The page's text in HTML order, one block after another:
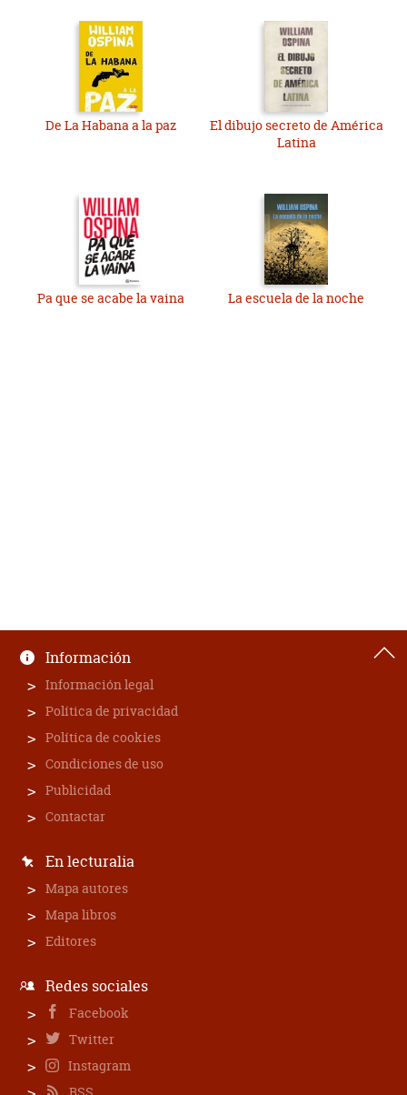
De La Habana a la paz
El dibujo secreto de América
Latina
Pa que se acabe la vaina La escuela de la noche
Información
Información legal
Política de privacidad
Política de cookies
Condiciones de uso
Publicidad
Contactar
En lecturalia
Mapa autores
Mapa libros
Editores
Redes sociales
Facebook
Twitter
Instagram